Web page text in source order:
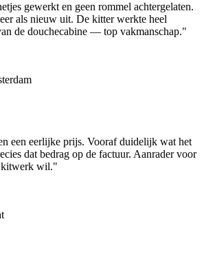
gewerkt en geen rommel achtergelaten.
als nieuw uit. De kitter werkte heel
de douchecabine — top vakmanschap."
een eerlijke prijs. Vooraf duidelijk wat het
dat bedrag op de factuur. Aanrader voor
kitwerk wil."